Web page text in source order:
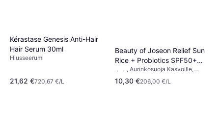
Kérastase Genesis Anti-Hair
Hair Serum 30ml
Hiusseerumi
21,62 €720,67 €/L
Beauty of Joseon Relief Sun
Rice + Probiotics SPF50+
50ml
, , , Aurinkosuoja Kasvoille,
Aurinkosuoja Vartalolle,
Ikääntymistä Estävä, Ravitseva,
10,30 €206,00 €/L